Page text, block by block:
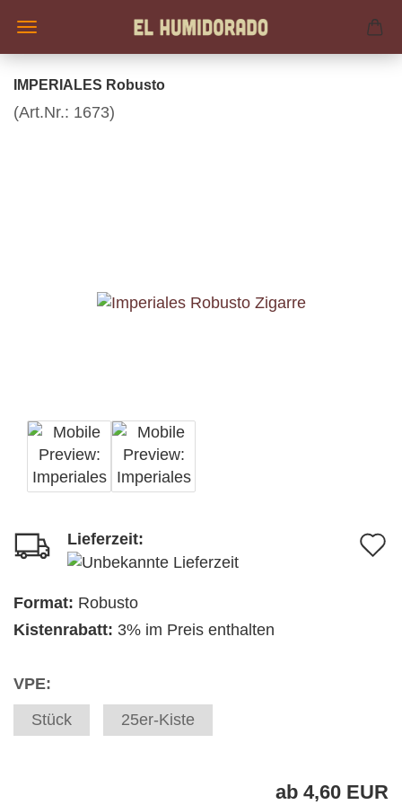
IMPERIALES Robusto
(Art.Nr.: 1673)
Lieferzeit:
Format: Robusto
Kistenrabatt: 3% im Preis enthalten
VPE:
Stück
25er-Kiste
ab 4,60 EUR